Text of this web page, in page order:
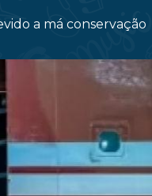
a má conservação